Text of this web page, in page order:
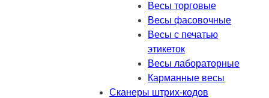
Весы торговые
Весы фасовочные
Весы с печатью
этикеток
Весы лабораторные
Карманные весы
Сканеры штрих-кодов